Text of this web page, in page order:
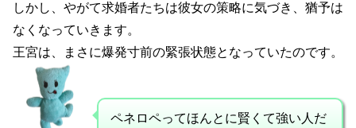
しかし、やがて求婚者たちは彼女の策略に気づき、猶予は
なくなっていきます。
王宮は、まさに爆発寸前の緊張状態となっていたのです。
ペネロペってほんとに賢くて強い人だ